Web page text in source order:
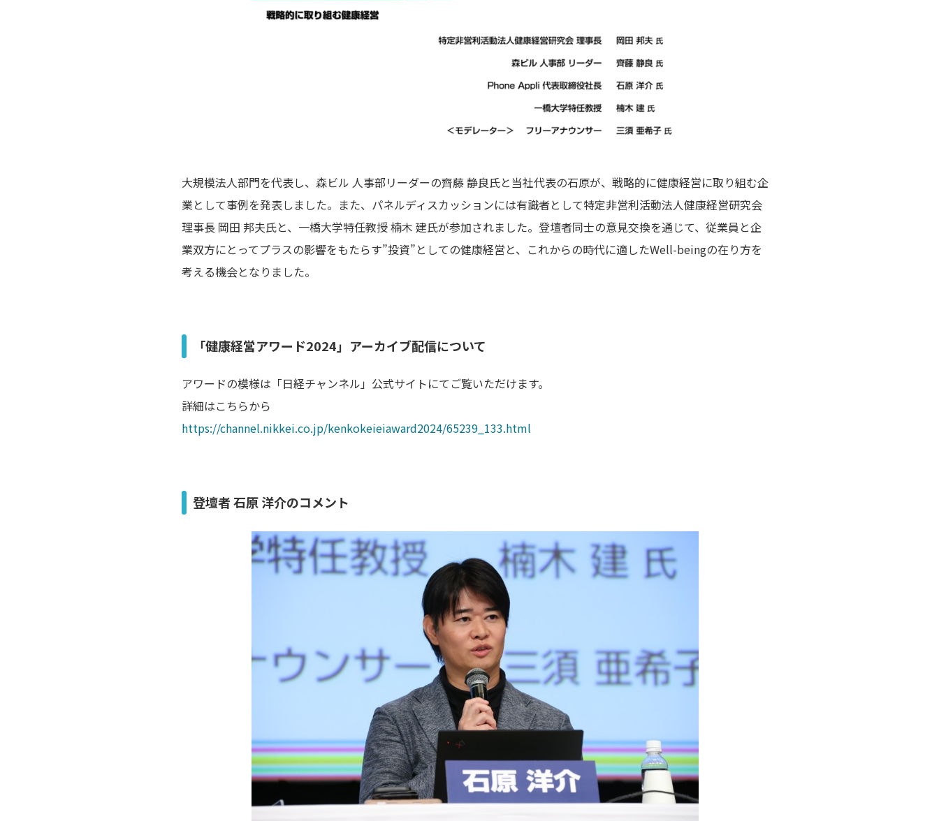
大規模法人部門を代表し、森ビル 人事部リーダーの齊藤 静良氏と当社代表の石原が、戦略的に健康経営に取り組む企
業として事例を発表しました。また、パネルディスカッションには有識者として特定非営利活動法人健康経営研究会
理事長 岡田 邦夫氏と、一橋大学特任教授 楠木 建氏が参加されました。登壇者同士の意見交換を通じて、従業員と企
業双方にとってプラスの影響をもたらす”投資”としての健康経営と、これからの時代に適したWell-beingの在り方を
考える機会となりました。
「健康経営アワード2024」アーカイブ配信について
アワードの模様は「日経チャンネル」公式サイトにてご覧いただけます。
詳細はこちらから
https://channel.nikkei.co.jp/kenkokeieiaward2024/65239_133.html
登壇者 石原 洋介のコメント